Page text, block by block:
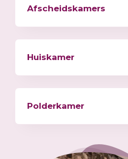
Afscheidskamers
Huiskamer
Polderkamer